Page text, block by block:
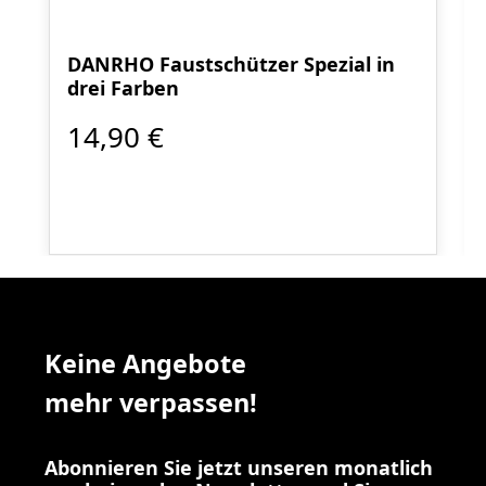
DANRHO Faustschützer Spezial in
drei Farben
14,90 €
Keine Angebote
mehr verpassen!
Abonnieren Sie jetzt unseren monatlich